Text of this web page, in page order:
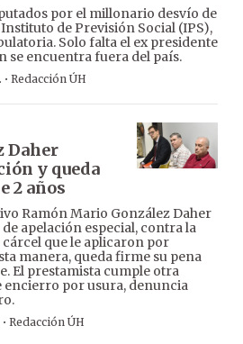
por el millonario desvío de
de Previsión Social (IPS),
Solo falta el ex presidente
se encuentra fuera del país.
· Redacción ÚH
Daher
y queda
2 años
Ramón Mario González Daher
apelación especial, contra la
cárcel que le aplicaron por
manera, queda firme su pena
El prestamista cumple otra
encierro por usura, denuncia
· Redacción ÚH